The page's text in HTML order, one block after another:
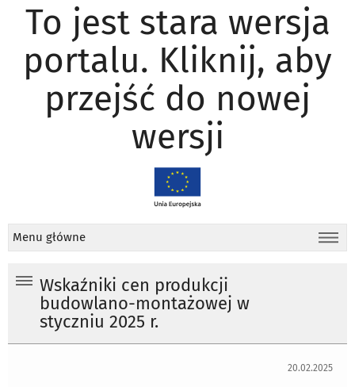
To jest stara wersja
portalu. Kliknij, aby
przejść do nowej
wersji
Menu główne
Wskaźniki cen produkcji
budowlano-montażowej w
styczniu 2025 r.
20.02.2025